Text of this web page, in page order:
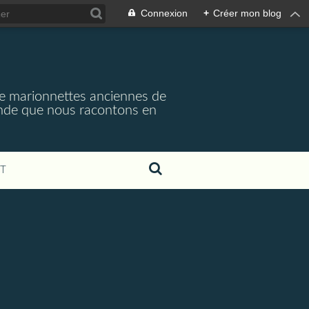
Connexion + Créer mon blog
marionnettes anciennes de
que nous racontons en